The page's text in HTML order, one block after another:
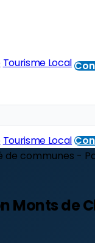
Tourisme Local
Tourisme Local
de communes -
Monts de